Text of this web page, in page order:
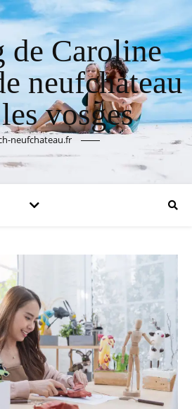
de Caroline
neufchateau
vosges
neufchateau.fr